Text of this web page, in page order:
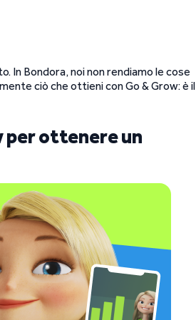
In Bondora, noi non rendiamo le cose
ciò che ottieni con Go & Grow: è il
per ottenere un